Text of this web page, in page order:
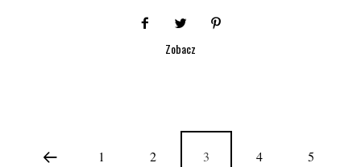
Zobacz
1 2 3 4 5